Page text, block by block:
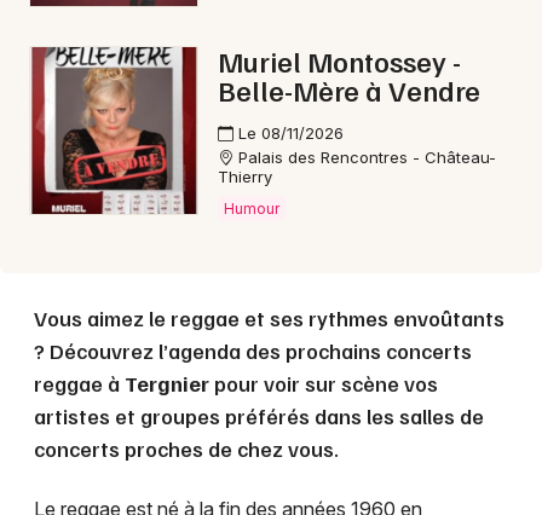
02 - Aisne
Choisir mes départements
Mon email
Muriel Montossey -
Belle-Mère à Vendre
Le 08/11/2026
Palais des Rencontres - Château-
Thierry
Humour
Vous aimez le reggae et ses rythmes envoûtants
? Découvrez l’agenda des prochains concerts
reggae à Tergnier pour voir sur scène vos
artistes et groupes préférés dans les salles de
concerts proches de chez vous.
Le reggae est né à la fin des années 1960 en